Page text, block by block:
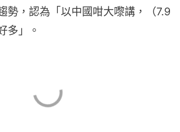
勢，認為「以中國咁大嚟講，（7.9
多」。